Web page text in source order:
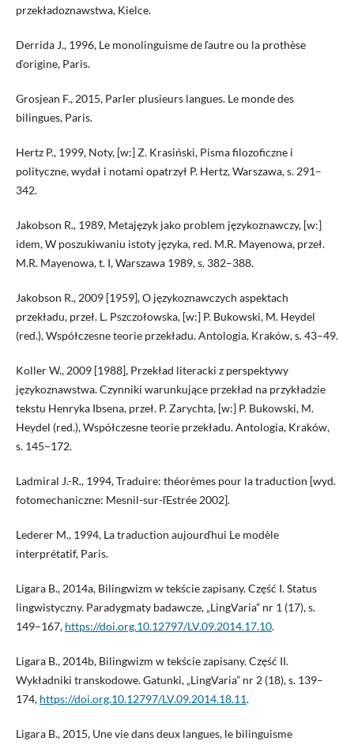
przekładoznawstwa, Kielce.
Derrida J., 1996, Le monolinguisme de ľautre ou la prothèse
ďorigine, Paris.
Grosjean F., 2015, Parler plusieurs langues. Le monde des
bilingues, Paris.
Hertz P., 1999, Noty, [w:] Z. Krasiński, Pisma filozoficzne i
polityczne, wydał i notami opatrzył P. Hertz, Warszawa, s. 291–
342.
Jakobson R., 1989, Metajęzyk jako problem językoznawczy, [w:]
idem, W poszukiwaniu istoty języka, red. M.R. Mayenowa, przeł.
M.R. Mayenowa, t. I, Warszawa 1989, s. 382–388.
Jakobson R., 2009 [1959], O językoznawczych aspektach
przekładu, przeł. L. Pszczołowska, [w:] P. Bukowski, M. Heydel
(red.), Współczesne teorie przekładu. Antologia, Kraków, s. 43–49.
Koller W., 2009 [1988], Przekład literacki z perspektywy
językoznawstwa. Czynniki warunkujące przekład na przykładzie
tekstu Henryka Ibsena, przeł. P. Zarychta, [w:] P. Bukowski, M.
Heydel (red.), Współczesne teorie przekładu. Antologia, Kraków,
s. 145–172.
Ladmiral J.-R., 1994, Traduire: théorèmes pour la traduction [wyd.
fotomechaniczne: Mesnil-sur-ľEstrée 2002].
Lederer M., 1994, La traduction aujourďhui Le modèle
interprétatif, Paris.
Ligara B., 2014a, Bilingwizm w tekście zapisany. Część I. Status
lingwistyczny. Paradygmaty badawcze, „LingVaria” nr 1 (17), s.
149–167, https://doi.org.10.12797/LV.09.2014.17.10.
Ligara B., 2014b, Bilingwizm w tekście zapisany. Część II.
Wykładniki transkodowe. Gatunki, „LingVaria” nr 2 (18), s. 139–
174, https://doi.org.10.12797/LV.09.2014.18.11.
Ligara B., 2015, Une vie dans deux langues, le bilinguisme